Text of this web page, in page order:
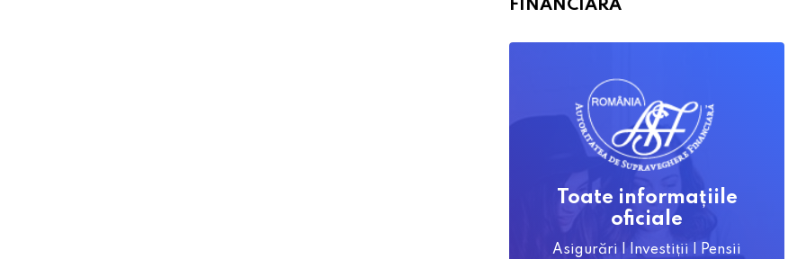
FINANCIARĂ
Toate informațiile
oficiale
Asigurări | Investiții | Pensii